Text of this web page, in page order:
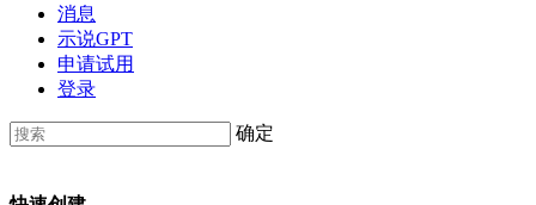
消息
示说GPT
申请试用
登录
确定